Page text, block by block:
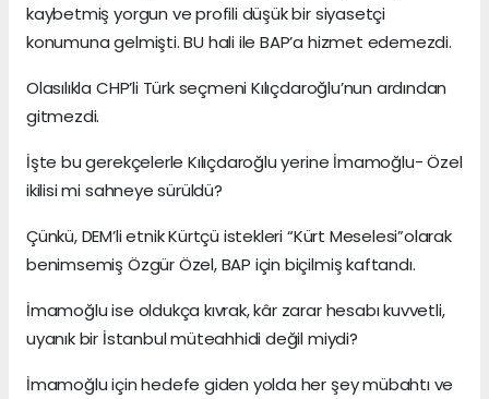
kaybetmiş yorgun ve profili düşük bir siyasetçi
konumuna gelmişti. BU hali ile BAP’a hizmet edemezdi.
Olasılıkla CHP’li Türk seçmeni Kılıçdaroğlu’nun ardından
gitmezdi.
İşte bu gerekçelerle Kılıçdaroğlu yerine İmamoğlu- Özel
ikilisi mi sahneye sürüldü?
Çünkü, DEM’li etnik Kürtçü istekleri “Kürt Meselesi”olarak
benimsemiş Özgür Özel, BAP için biçilmiş kaftandı.
İmamoğlu ise oldukça kıvrak, kâr zarar hesabı kuvvetli,
uyanık bir İstanbul müteahhidi değil miydi?
İmamoğlu için hedefe giden yolda her şey mübahtı ve